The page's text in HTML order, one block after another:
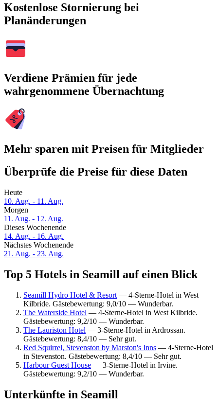
Kostenlose Stornierung bei
Planänderungen
Verdiene Prämien für jede
wahrgenommene Übernachtung
Mehr sparen mit Preisen für Mitglieder
Überprüfe die Preise für diese Daten
Heute
10. Aug. - 11. Aug.
Morgen
11. Aug. - 12. Aug.
Dieses Wochenende
14. Aug. - 16. Aug.
Nächstes Wochenende
21. Aug. - 23. Aug.
Top 5 Hotels in Seamill auf einen Blick
Seamill Hydro Hotel & Resort — 4-Sterne-Hotel in West
Kilbride. Gästebewertung: 9,0/10 — Wunderbar.
The Waterside Hotel — 4-Sterne-Hotel in West Kilbride.
Gästebewertung: 9,2/10 — Wunderbar.
The Lauriston Hotel — 3-Sterne-Hotel in Ardrossan.
Gästebewertung: 8,4/10 — Sehr gut.
Red Squirrel, Stevenston by Marston's Inns — 4-Sterne-Hotel
in Stevenston. Gästebewertung: 8,4/10 — Sehr gut.
Harbour Guest House — 3-Sterne-Hotel in Irvine.
Gästebewertung: 9,2/10 — Wunderbar.
Unterkünfte in Seamill